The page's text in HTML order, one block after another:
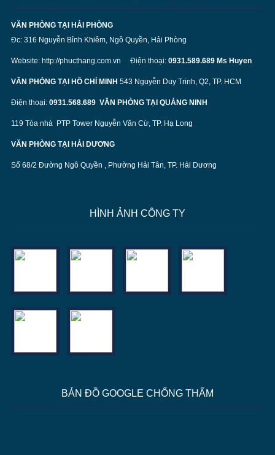
VĂN PHÒNG TẠI HẢI PHÒNG
Đc: 316 Nguyễn Bỉnh Khiêm, Ngô Quyền, Hải Phòng
Website: http://phucthang.com.vn Điện thoại: 0931.589.689 Ms Huyen
VĂN PHÒNG TẠI HỒ CHÍ MINH 543 Nguyễn Duy Trinh, Q2, TP. HCM
Điện thoại: 0931.568.689 VĂN PHÒNG TẠI QUẢNG NINH
119 Tòa nhà PTP Tower Nguyễn Văn Cừ, TP. Hạ Long
VĂN PHÒNG TẠI HẢI DƯƠNG
Số 68/2 Đường Ngô Quyền , Phường Hải Tân, TP. Hải Dương
HÌNH ẢNH CÔNG TY
BẢN ĐỒ GOOGLE CHỐNG THẤM